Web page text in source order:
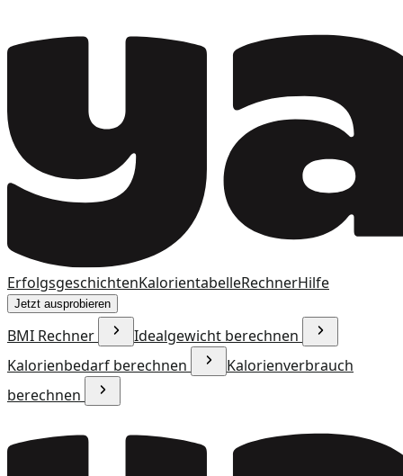
ErfolgsgeschichtenKalorientabelleRechnerHilfe
Jetzt ausprobieren
BMI Rechner
Idealgewicht berechnen
Kalorienbedarf berechnen
Kalorienverbrauch
berechnen